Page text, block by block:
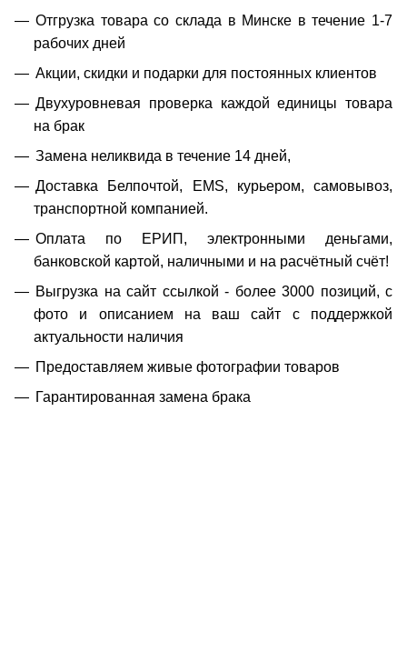
Отгрузка товара со склада в Минске в течение 1-7
рабочих дней
Акции, скидки и подарки для постоянных клиентов
Двухуровневая проверка каждой единицы товара
на брак
Замена неликвида в течение 14 дней,
Доставка Белпочтой, EMS, курьером, самовывоз,
транспортной компанией.
Оплата по ЕРИП, электронными деньгами,
банковской картой, наличными и на расчётный счёт!
Выгрузка на сайт ссылкой - более 3000 позиций, с
фото и описанием на ваш сайт с поддержкой
актуальности наличия
Предоставляем живые фотографии товаров
Гарантированная замена брака